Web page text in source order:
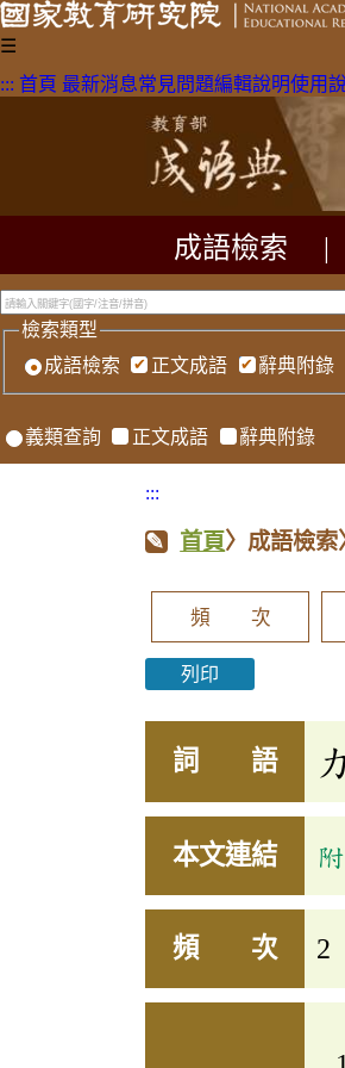
☰
::: 首頁 最新消息常見問題編輯說明使用
成語檢索
檢索類型
成語檢索
正文成語 辭典附錄
義類查詢 正文成語 辭典附錄
:::
首頁〉成語檢索
頻 次
列印
詞 語
本文連結
頻 次 2